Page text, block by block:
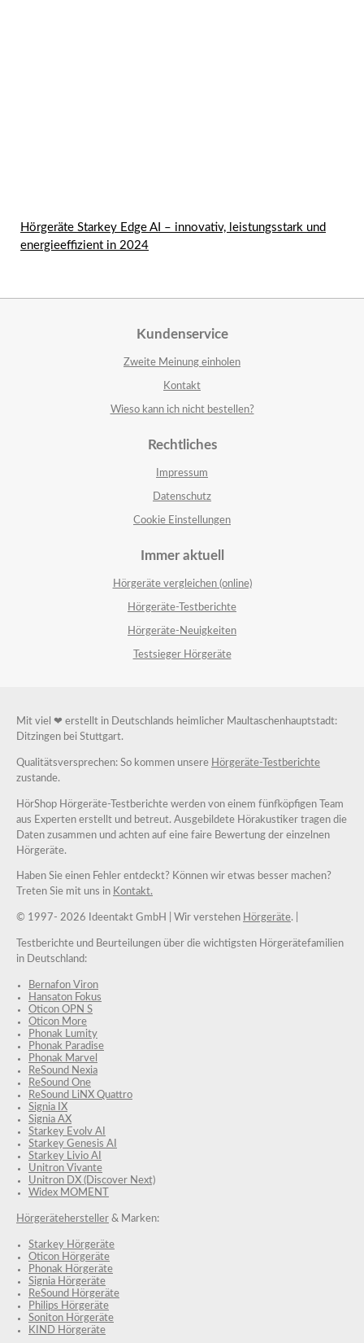
Hörgeräte Starkey Edge AI – innovativ, leistungsstark und
energieeffizient in 2024
Kundenservice
Zweite Meinung einholen
Kontakt
Wieso kann ich nicht bestellen?
Rechtliches
Impressum
Datenschutz
Cookie Einstellungen
Immer aktuell
Hörgeräte vergleichen (online)
Hörgeräte-Testberichte
Hörgeräte-Neuigkeiten
Testsieger Hörgeräte
Mit viel ❤ erstellt in Deutschlands heimlicher Maultaschenhauptstadt:
Ditzingen bei Stuttgart.
Qualitätsversprechen: So kommen unsere Hörgeräte-Testberichte
zustande.
HörShop Hörgeräte-Testberichte werden von einem fünfköpfigen Team
aus Experten erstellt und betreut. Ausgebildete Hörakustiker tragen die
Daten zusammen und achten auf eine faire Bewertung der einzelnen
Hörgeräte.
Haben Sie einen Fehler entdeckt? Können wir etwas besser machen?
Treten Sie mit uns in Kontakt.
© 1997- 2026 Ideentakt GmbH | Wir verstehen Hörgeräte. |
Testberichte und Beurteilungen über die wichtigsten Hörgerätefamilien
in Deutschland:
Bernafon Viron
Hansaton Fokus
Oticon OPN S
Oticon More
Phonak Lumity
Phonak Paradise
Phonak Marvel
ReSound Nexia
ReSound One
ReSound LiNX Quattro
Signia IX
Signia AX
Starkey Evolv AI
Starkey Genesis AI
Starkey Livio AI
Unitron Vivante
Unitron DX (Discover Next)
Widex MOMENT
Hörgerätehersteller & Marken:
Starkey Hörgeräte
Oticon Hörgeräte
Phonak Hörgeräte
Signia Hörgeräte
ReSound Hörgeräte
Philips Hörgeräte
Soniton Hörgeräte
KIND Hörgeräte